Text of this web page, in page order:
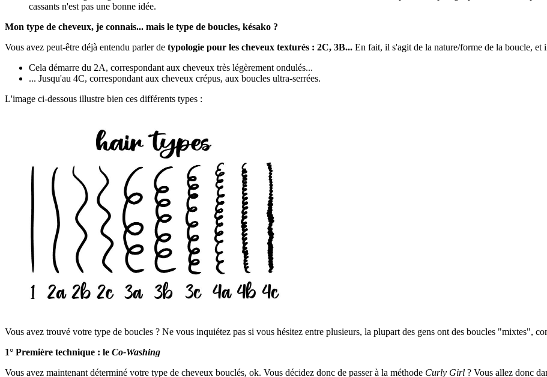
cassants n'est pas une bonne idée.
Mon type de cheveux, je connais... mais le type de boucles, késako ?
Vous avez peut-être déjà entendu parler de typologie pour les cheveux texturés : 2C, 3B... En fait, il s'agit de la nature/forme de la boucle, et
Cela démarre du 2A, correspondant aux cheveux très légèrement ondulés...
... Jusqu'au 4C, correspondant aux cheveux crépus, aux boucles ultra-serrées.
L'image ci-dessous illustre bien ces différents types :
Vous avez trouvé votre type de boucles ? Ne vous inquiétez pas si vous hésitez entre plusieurs, la plupart des gens ont des boucles "mixtes",
1° Première technique : le Co-Washing
Vous avez maintenant déterminé votre type de cheveux bouclés, ok. Vous décidez donc de passer à la méthode Curly Girl ? Vous allez donc